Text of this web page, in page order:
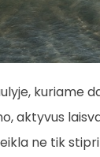
kuriame
aktyvus
ne tik